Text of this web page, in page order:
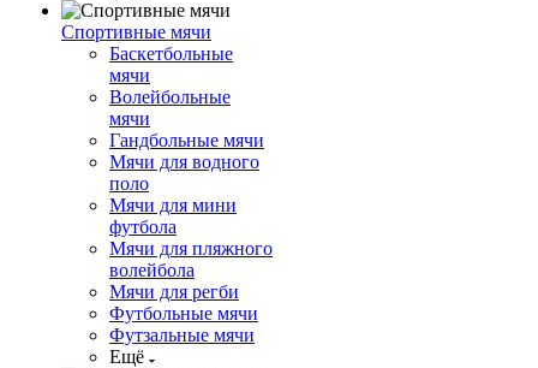
Спортивные мячи
Баскетбольные
мячи
Волейбольные
мячи
Гандбольные мячи
Мячи для водного
поло
Мячи для мини
футбола
Мячи для пляжного
волейбола
Мячи для регби
Футбольные мячи
Футзальные мячи
Ещё